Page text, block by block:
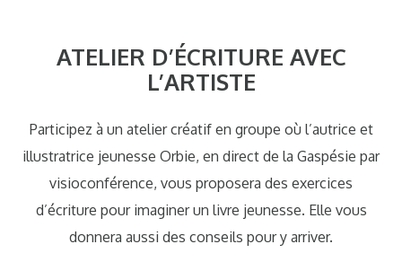
ATELIER D’ÉCRITURE AVEC
L’ARTISTE
Participez à un atelier créatif en groupe où l’autrice et
illustratrice jeunesse Orbie, en direct de la Gaspésie par
visioconférence, vous proposera des exercices
d’écriture pour imaginer un livre jeunesse. Elle vous
donnera aussi des conseils pour y arriver.